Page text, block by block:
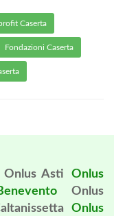
Caserta
Fondazioni Caserta
Onlus Asti
Onlus
Onlus
Onlus